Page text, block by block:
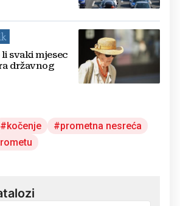
svaki mjesec
državnog
kočenje
prometna nesreća